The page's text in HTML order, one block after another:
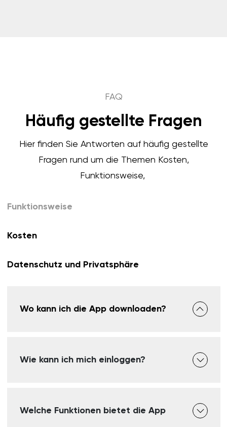
FAQ
Häufig gestellte Fragen
Hier finden Sie Antworten auf häufig gestellte
Fragen rund um die Themen Kosten,
Funktionsweise,
Funktionsweise
Kosten
Datenschutz und Privatsphäre
Wo kann ich die App downloaden?
Wie kann ich mich einloggen?
Welche Funktionen bietet die App